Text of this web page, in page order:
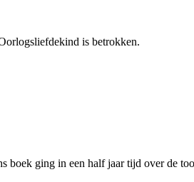
is betrokken.
boek ging in een half jaar tijd over de